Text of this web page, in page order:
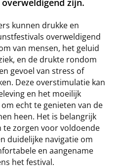
zijn.
kunnen drukke en
overweldigend
van mensen, het geluid
en de drukte rondom
gevoel van stress of
Deze overstimulatie kan
en het moeilijk
echt te genieten van de
heen. Het is belangrijk
zorgen voor voldoende
duidelijke navigatie om
en aangename
het festival.